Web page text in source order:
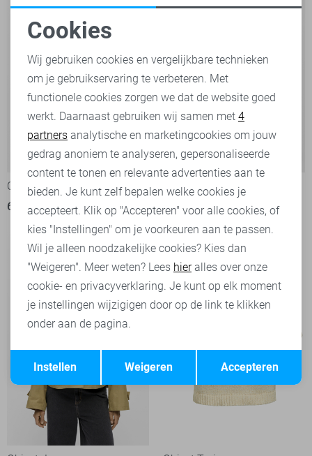
Object Blouse
64,99
Object Blouse
48,00 59,99
Noodzakelijke cookies
Personalisatie cookies
Analytische cookies
Marketing cookies
Terug Opslaan
Cookies
Wij gebruiken cookies en vergelijkbare technieken
om je gebruikservaring te verbeteren. Met
functionele cookies zorgen we dat de website goed
werkt. Daarnaast gebruiken wij samen met 4
partners analytische en marketingcookies om jouw
gedrag anoniem te analyseren, gepersonaliseerde
content te tonen en relevante advertenties aan te
bieden. Je kunt zelf bepalen welke cookies je
accepteert. Klik op "Accepteren" voor alle cookies, of
kies "Instellingen" om je voorkeuren aan te passen.
Wil je alleen noodzakelijke cookies? Kies dan
"Weigeren". Meer weten? Lees hieralles over onze
cookie- en privacyverklaring. Je kunt op elk moment
je instellingen wijzigigen door op de link te klikken
onder aan de pagina.
Accepteren
Weigeren
Instellen